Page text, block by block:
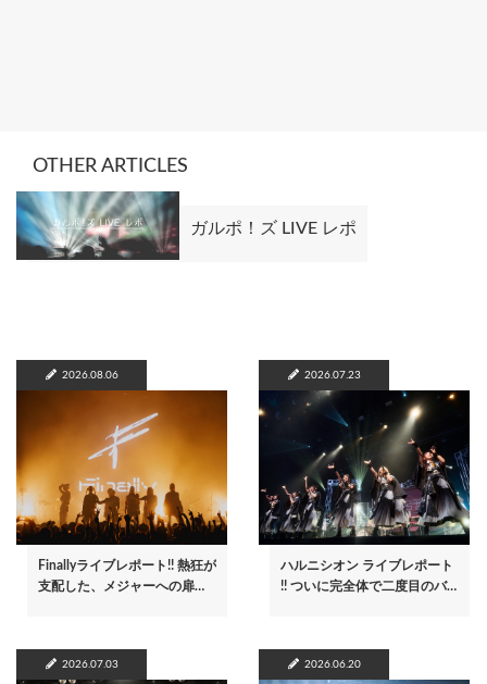
OTHER ARTICLES
ガルポ！ズ LIVE レポ
2026.08.06
Finallyライブレポート!! 熱狂が
支配した、メジャーへの扉…
2026.07.23
ハルニシオン ライブレポート
!! ついに完全体で二度目のバ…
2026.07.03 2026.06.20